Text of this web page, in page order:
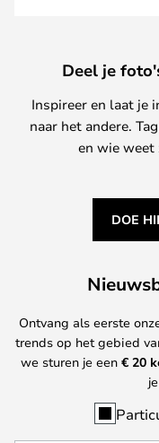
Deel je
Inspireer en laat je
naar het andere.
en wie weet
DOE
Ontvang als eerste
trends op het gebied
we sturen je een € 20